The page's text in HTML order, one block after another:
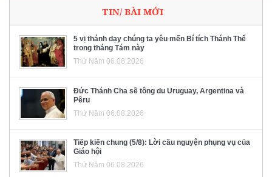
TIN/ BÀI MỚI
5 vị thánh dạy chúng ta yêu mến Bí tích Thánh Thể
trong tháng Tám này
Thứ Năm 06.08.2026
Đức Thánh Cha sẽ tông du Uruguay, Argentina và
Pêru
Thứ Năm 06.08.2026
Tiếp kiến chung (5/8): Lời cầu nguyện phụng vụ của
Giáo hội
Thứ Năm 06.08.2026